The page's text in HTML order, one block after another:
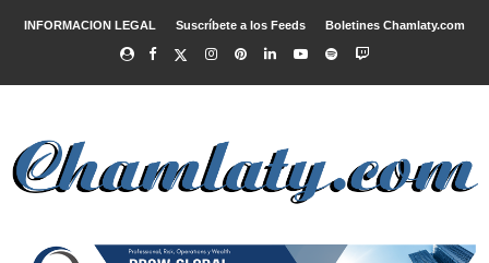
INFORMACION LEGAL Suscríbete a los Feeds Boletines Chamlaty.com